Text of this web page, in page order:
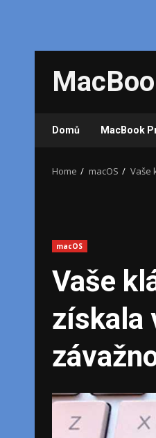
content
Domů MacBook
Home macOS Vaše
macOS
Vaše
získala